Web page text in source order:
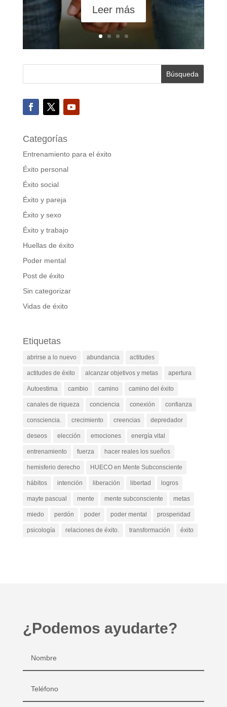
Leer más
Categorías
Entrenamiento para el éxito
Éxito personal
Éxito social
Éxito y pareja
Éxito y sexo
Éxito y trabajo
Huellas de éxito
Poder mental
Post de éxito
Sin categorizar
Vidas de éxito
Etiquetas
abrirse a lo nuevo abundancia actitudes
actitudes de éxito alcanzar objetivos y metas apertura
Autoestima cambio camino camino del éxito
canales de riqueza conciencia conexión confianza
consciencia. crecimiento creencias depredador
deseos elección emociones energía vital
entrenamiento fuerza hacer reales los sueños
hemisferio derecho HUECO en Mente Subconsciente
hábitos intención liberación libertad logros
mayte pascual mente mente subconsciente metas
miedo perdón poder poder mental prosperidad
psicología relaciones de éxito. transformación éxito
¿Podemos ayudarte?